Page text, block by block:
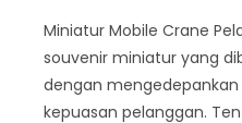
Miniatur Mobile Crane
souvenir miniatur yang
dengan
kepuasan pelanggan.